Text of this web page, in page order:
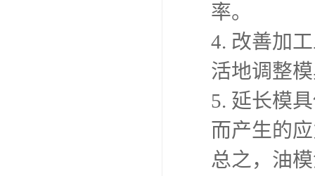
率。
4. 改善加
活地调整
5. 延长模
而产生的
总之，油